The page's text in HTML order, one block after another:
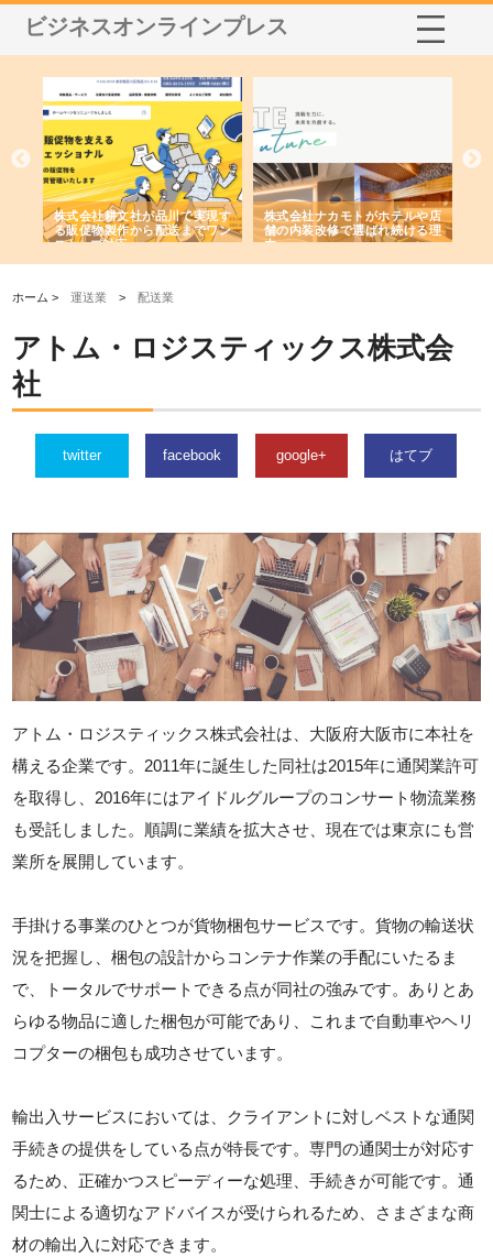
ビジネスオンラインプレス
株式会社耕文社が品川で実現す
る販促物製作から配送までワン
ストップ対応
株式会社ナカモトがホテルや店
舗の内装改修で選ばれ続ける理
由
ホーム >運送業 >配送業
アトム・ロジスティックス株式会
社
twitter facebook google+ はてブ
アトム・ロジスティックス株式会社は、大阪府大阪市に本社を
構える企業です。2011年に誕生した同社は2015年に通関業許可
を取得し、2016年にはアイドルグループのコンサート物流業務
も受託しました。順調に業績を拡大させ、現在では東京にも営
業所を展開しています。
手掛ける事業のひとつが貨物梱包サービスです。貨物の輸送状
況を把握し、梱包の設計からコンテナ作業の手配にいたるま
で、トータルでサポートできる点が同社の強みです。ありとあ
らゆる物品に適した梱包が可能であり、これまで自動車やヘリ
コプターの梱包も成功させています。
輸出入サービスにおいては、クライアントに対しベストな通関
手続きの提供をしている点が特長です。専門の通関士が対応す
るため、正確かつスピーディーな処理、手続きが可能です。通
関士による適切なアドバイスが受けられるため、さまざまな商
材の輸出入に対応できます。